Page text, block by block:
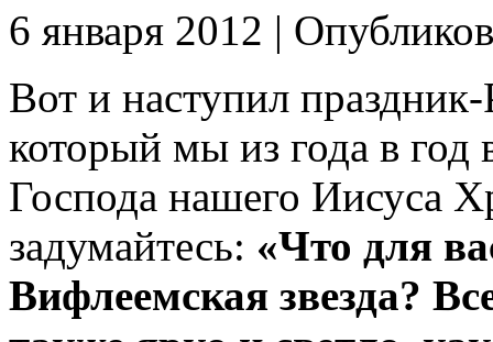
6 января 2012 |
Вот и наступил
который мы из года в
Господа нашего Иисуса
задумайтесь: «Что для
Вифлеемская звезда?